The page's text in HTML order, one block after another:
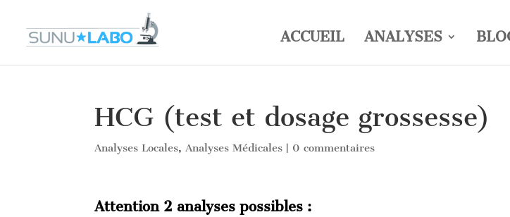
ACCUEIL ANALYSES
HCG (test et dosage grossesse)
Analyses Locales,Analyses Médicales | 0 commentaires
Attention 2 analyses possibles :